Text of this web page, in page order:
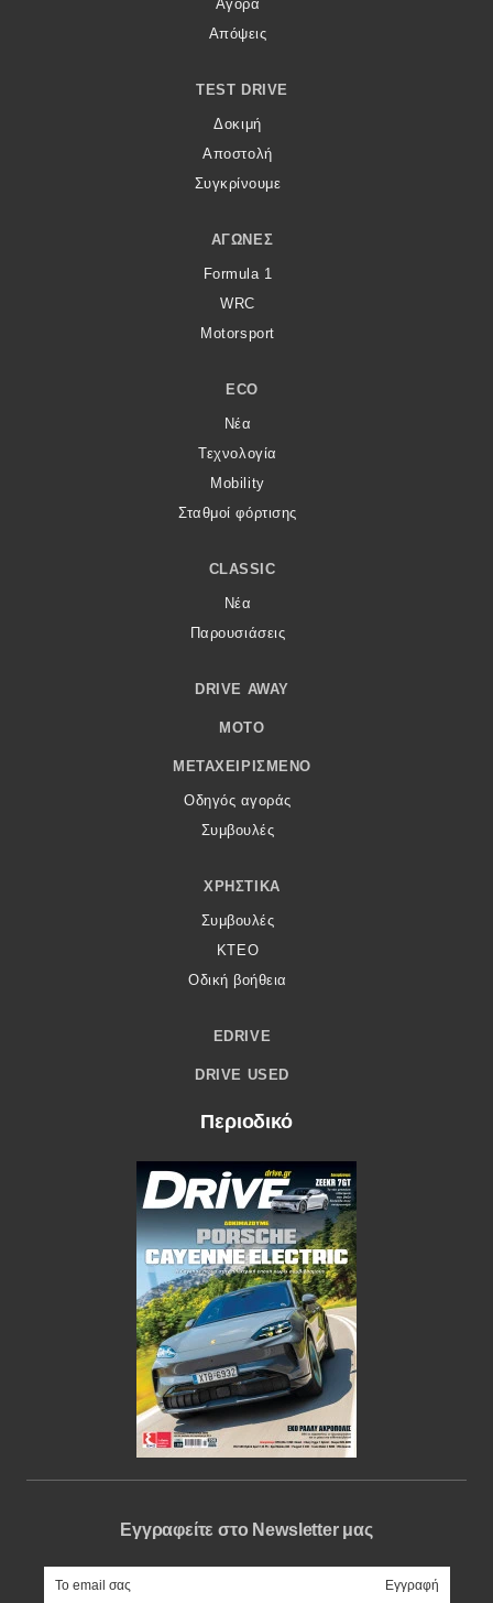
Αγορά
Απόψεις
TEST DRIVE
Δοκιμή
Αποστολή
Συγκρίνουμε
ΑΓΏΝΕΣ
Formula 1
WRC
Motorsport
ECO
Νέα
Τεχνολογία
Mobility
Σταθμοί φόρτισης
CLASSIC
Νέα
Παρουσιάσεις
DRIVE AWAY
MOTO
ΜΕΤΑΧΕΙΡΙΣΜΈΝΟ
Οδηγός αγοράς
Συμβουλές
ΧΡΗΣΤΙΚΆ
Συμβουλές
ΚΤΕΟ
Οδική βοήθεια
EDRIVE
DRIVE USED
Περιοδικό
Εγγραφείτε στο Newsletter μας
e-mail